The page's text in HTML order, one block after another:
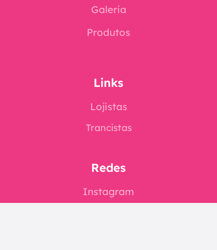
Galeria
Produtos
Links
Lojistas
Trancistas
Redes
Instagram